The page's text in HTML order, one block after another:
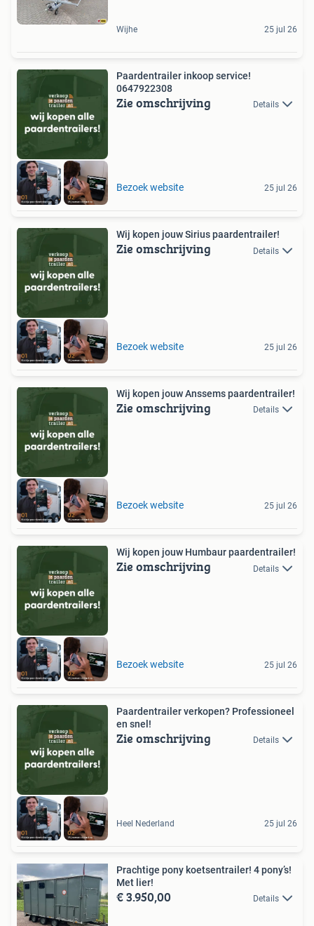
Wijhe 25 jul 26
Paardentrailer inkoop service!
0647922308
Zie omschrijving Details
Bezoek website 25 jul 26
Wij kopen jouw Sirius paardentrailer!
Zie omschrijving Details
Bezoek website 25 jul 26
Wij kopen jouw Anssems paardentrailer!
Zie omschrijving Details
Bezoek website 25 jul 26
Wij kopen jouw Humbaur paardentrailer!
Zie omschrijving Details
Bezoek website 25 jul 26
Paardentrailer verkopen? Professioneel
en snel!
Zie omschrijving Details
Heel Nederland 25 jul 26
Prachtige pony koetsentrailer! 4 pony’s!
Met lier!
€ 3.950,00 Details